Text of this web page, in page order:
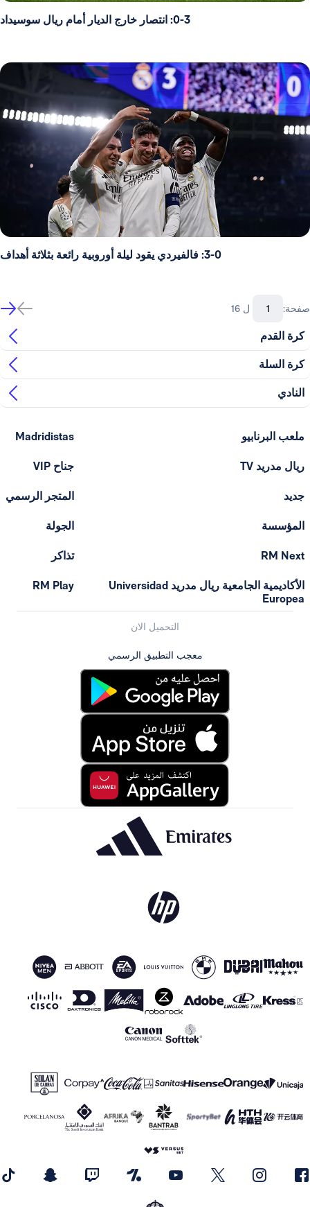
0-3: انتصار خارج الديار أمام ريال سوسيداد
3-0: فالفيردي يقود ليلة أوروبية رائعة بثلاثة أهداف
صفحة: ل 16
كرة القدم
كرة السلة
النادي
ملعب البرنابيو
ريال مدريد TV
جديد
المؤسسة
RM Next
الأكاديمية الجامعية ريال مدريد Universidad
Europea
Madridistas
جناح VIP
المتجر الرسمي
الجولة
تذاكر
RM Play
التحميل الان
معجب التطبيق الرسمي